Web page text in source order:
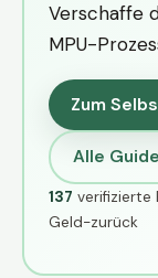
Verschaffe
MPU-
Zum
Alle
137 verifizierte
Geld-zurück